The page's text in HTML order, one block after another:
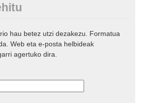
hau betez utzi dezakezu. Formatua
Web eta e-posta helbideak
agertuko dira.